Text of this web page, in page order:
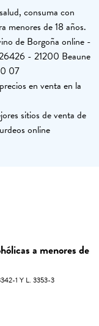
consuma con
menores de 18 años.
de Borgoña online -
- 21200 Beaune
07
en venta en la
sitios de venta de
online
a menores de
1 Y L. 3353-3